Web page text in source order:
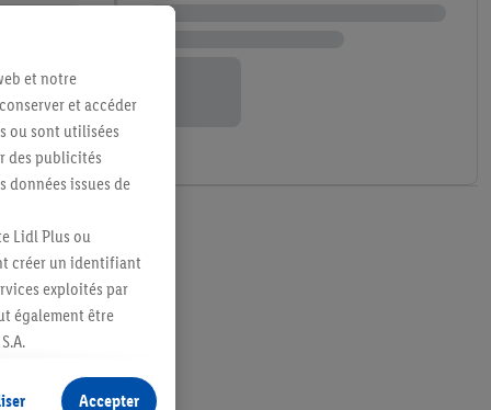
et notre
et accéder
ou sont utilisées
des publicités
données issues de
Lidl Plus ou
créer un identifiant
exploités par
également être
sans procéder àAccepter